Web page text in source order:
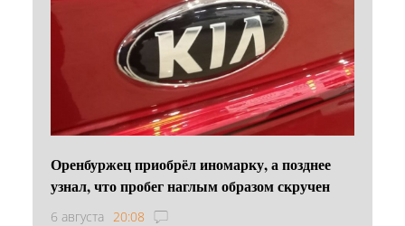
Оренбуржец приобрёл иномарку, а позднее
узнал, что пробег наглым образом скручен
6 августа 20:08